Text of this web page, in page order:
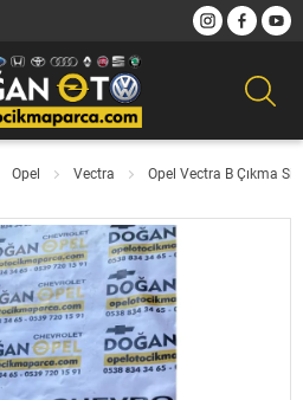
Opel Vectra Opel Vectra B Çıkma